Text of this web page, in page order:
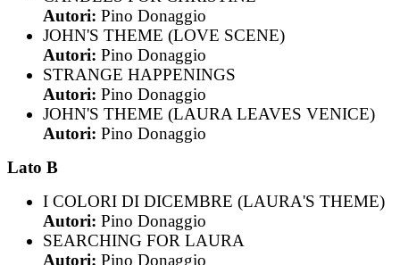
Autori: Pino Donaggio
JOHN'S THEME (LOVE SCENE)
Autori: Pino Donaggio
STRANGE HAPPENINGS
Autori: Pino Donaggio
JOHN'S THEME (LAURA LEAVES VENICE)
Autori: Pino Donaggio
Lato B
I COLORI DI DICEMBRE (LAURA'S THEME)
Autori: Pino Donaggio
SEARCHING FOR LAURA
Autori: Pino Donaggio